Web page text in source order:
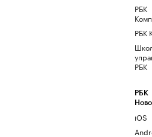
РБК
РБК
РБК
РБК
iOS